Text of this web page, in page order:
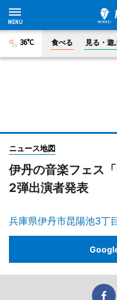
36°C 食べる 見る・遊
ニュース地図
伊丹の音楽フェス
2弾出演者発表
兵庫県伊丹市昆陽池3丁